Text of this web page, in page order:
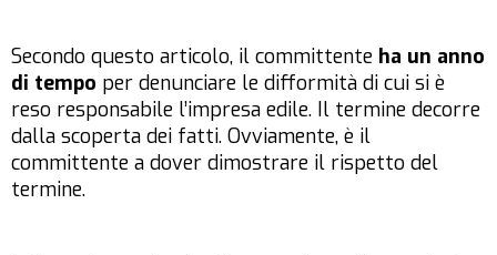
Secondo questo articolo, il committente ha un anno
di tempo per denunciare le difformità di cui si è
reso responsabile l’impresa edile. Il termine decorre
dalla scoperta dei fatti. Ovviamente, è il
committente a dover dimostrare il rispetto del
termine.